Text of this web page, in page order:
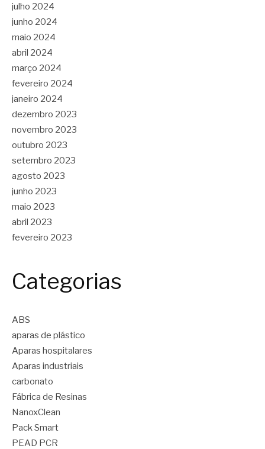
julho 2024
junho 2024
maio 2024
abril 2024
março 2024
fevereiro 2024
janeiro 2024
dezembro 2023
novembro 2023
outubro 2023
setembro 2023
agosto 2023
junho 2023
maio 2023
abril 2023
fevereiro 2023
Categorias
ABS
aparas de plástico
Aparas hospitalares
Aparas industriais
carbonato
Fábrica de Resinas
NanoxClean
Pack Smart
PEAD PCR